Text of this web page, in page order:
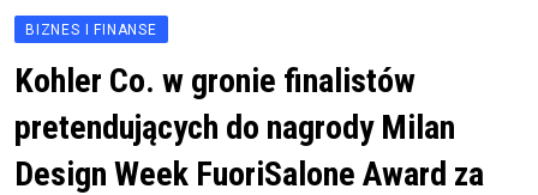
BIZNES I FINANSE
Kohler Co. w gronie finalistów
pretendujących do nagrody Milan
Design Week FuoriSalone Award za